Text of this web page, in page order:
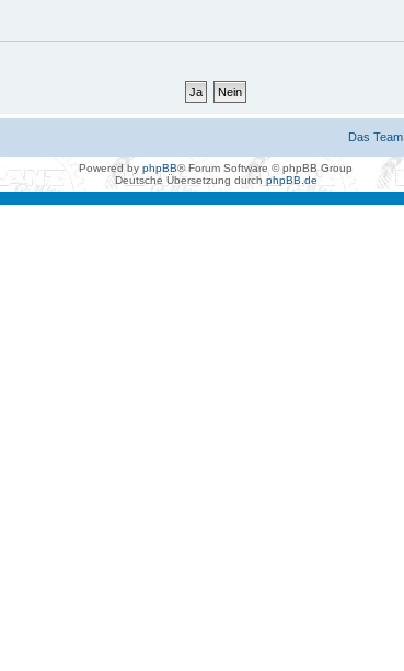
Das Team
Powered by phpBB® Forum Software © phpBB Group
Deutsche Übersetzung durch phpBB.de